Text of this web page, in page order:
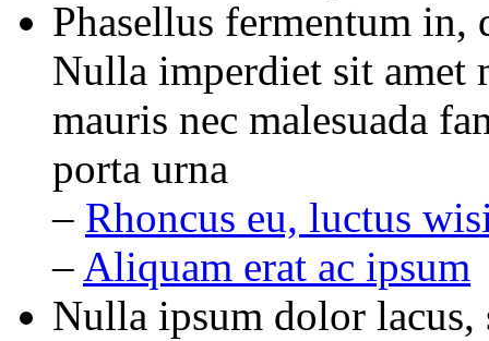
Phasellus fermentum in,
Nulla imperdiet sit amet
mauris nec malesuada
porta urna
– Rhoncus eu, luctus
– Aliquam erat ac ipsum
Nulla ipsum dolor